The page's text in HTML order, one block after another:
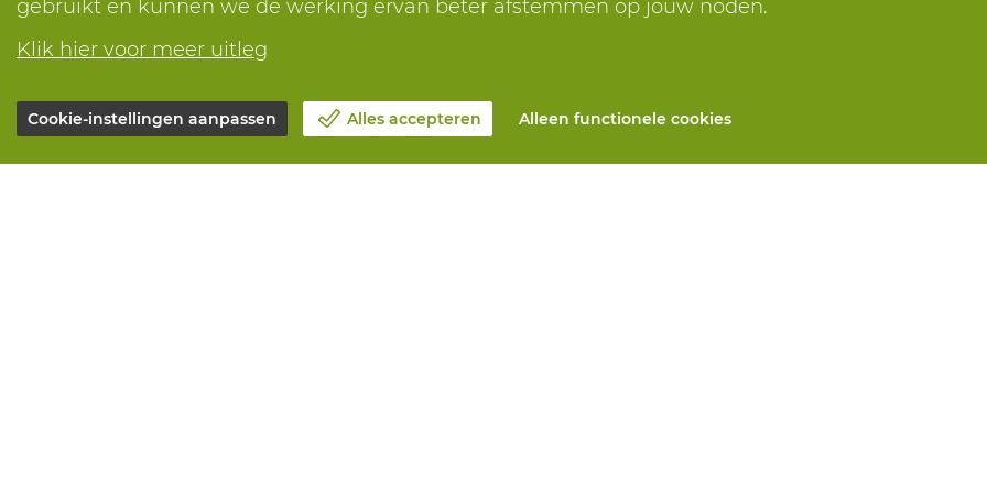
gebruikt en kunnen we de werking ervan beter afstemmen op jouw noden.
Klik hier voor meer uitleg
Cookie-instellingen aanpassen Alles accepteren Alleen functionele cookies